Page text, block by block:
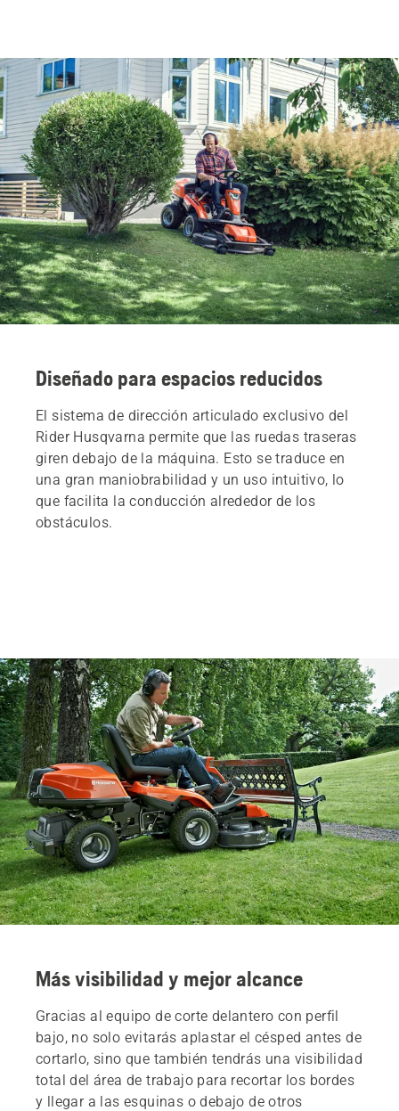
Diseñado para espacios reducidos
El sistema de dirección articulado exclusivo del
Rider Husqvarna permite que las ruedas traseras
giren debajo de la máquina. Esto se traduce en
una gran maniobrabilidad y un uso intuitivo, lo
que facilita la conducción alrededor de los
obstáculos.
Más visibilidad y mejor alcance
Gracias al equipo de corte delantero con perfil
bajo, no solo evitarás aplastar el césped antes de
cortarlo, sino que también tendrás una visibilidad
total del área de trabajo para recortar los bordes
y llegar a las esquinas o debajo de otros